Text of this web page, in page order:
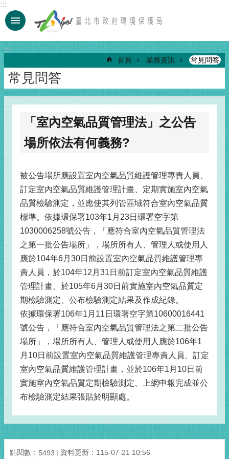
跳到主要內容區塊
:::
:::
首頁 業務資訊 常見問答
常見問答
「室內空氣品質管理法」之公告
場所依法有何義務?
被公告場所應設置室內空氣品質維護管理專責人員、
訂定室內空氣品質維護管理計畫、定期實施室內空氣
品質檢驗測定，並應使其列管區域符合室內空氣品質
標準。依據環保署103年1月23日環署空字第
1030006258號公告，「應符合室內空氣品質管理法
之第一批公告場所」，場所所有人、管理人或使用人
應於104年6月30日前設置室內空氣品質維護管理專
責人員，於104年12月31日前訂定室內空氣品質維護
管理計畫、於105年6月30日前實施室內空氣品質定
期檢驗測定、公布檢驗測定結果及作成紀錄。
依據環保署106年1月11日環署空字第10600016441
號公告，「應符合室內空氣品質管理法之第二批公告
場所」，場所所有人、管理人或使用人應於106年1
月10日前設置室內空氣品質維護管理專責人員、訂定
室內空氣品質維護管理計畫，並於106年1月10日前
實施室內空氣品質定期檢驗測定、上網申報完成並公
布檢驗測定結果張貼於明顯處。
點閱數： 5493
資料更新：115-07-21 10:56